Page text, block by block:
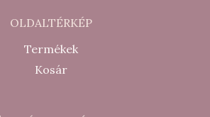
OLDALTÉRKÉP
Termékek
Kosár